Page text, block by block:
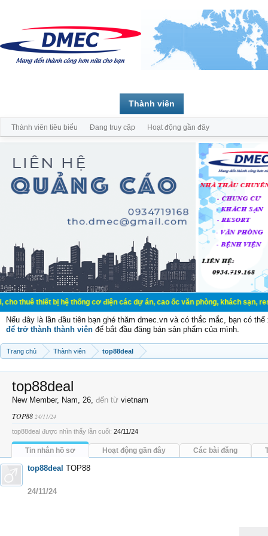
thiết bị hệ thống cơ điện các dự án, cao ốc văn phòng, khách sạn, resort.
Nếu đây là lần đầu tiên bạn ghé thăm dmec.vn và có thắc mắc, bạn có
để trở thành thành viên để bắt đầu đăng bán sản phẩm của mình.
Trang chủ Thành viên top88deal
top88deal
New Member, Nam, 26, đến từ vietnam
TOP88 24/11/24
top88deal được nhìn thấy lần cuối: 24/11/24
Tin nhắn hồ sơ Hoạt động gần đây Các bài đăng
top88deal TOP88
24/11/24
Thành viên
Thành viên tiêu biểu Đang truy cập Hoạt động gần đây